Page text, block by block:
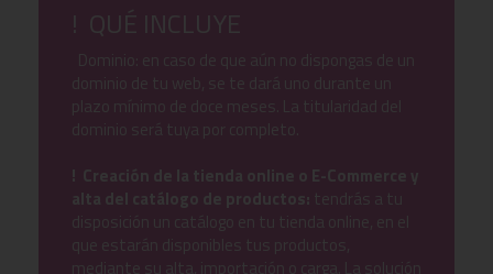
! QUÉ INCLUYE
Dominio: en caso de que aún no dispongas de un
dominio de tu web, se te dará uno durante un
plazo mínimo de doce meses. La titularidad del
dominio será tuya por completo.
! Creación de la tienda online o E-Commerce y
alta del catálogo de productos: tendrás a tu
disposición un catálogo en tu tienda online, en el
que estarán disponibles tus productos,
mediante su alta, importación o carga. La solución